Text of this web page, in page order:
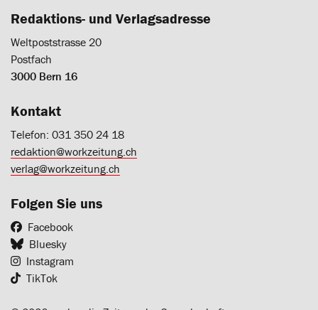
Redaktions- und Verlagsadresse
Weltpoststrasse 20
Postfach
3000 Bern 16
Kontakt
Telefon: 031 350 24 18
redaktion@workzeitung.ch
verlag@workzeitung.ch
Folgen Sie uns
Facebook
Bluesky
Instagram
TikTok